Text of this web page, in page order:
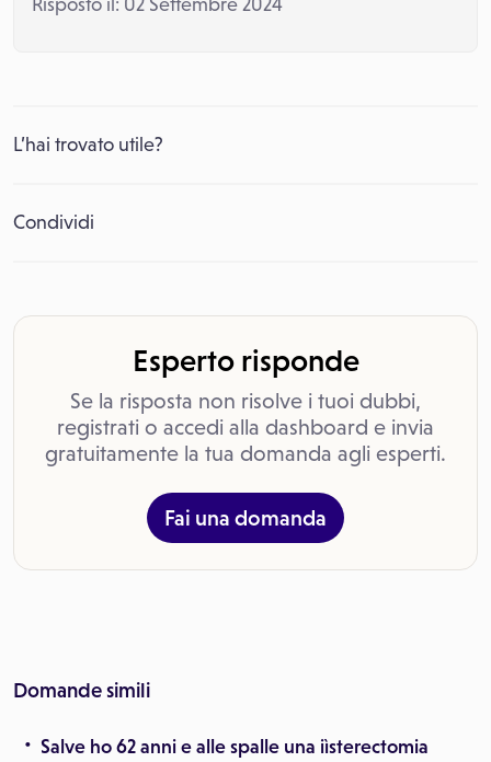
Risposto il: 02 Settembre 2024
L’hai trovato utile?
Condividi
Esperto risponde
Se la risposta non risolve i tuoi dubbi,
registrati o accedi alla dashboard e invia
gratuitamente la tua domanda agli esperti.
Fai una domanda
Domande simili
Salve ho 62 anni e alle spalle una iìsterectomia